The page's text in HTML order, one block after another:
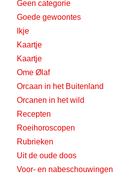
Geen categorie
Goede gewoontes
Ikje
Kaartje
Kaartje
Ome Ølaf
Orcaan in het Buitenland
Orcanen in het wild
Recepten
Roeihoroscopen
Rubrieken
Uit de oude doos
Voor- en nabeschouwingen